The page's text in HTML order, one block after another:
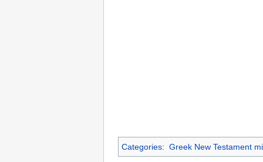
Categories: Greek New Testament